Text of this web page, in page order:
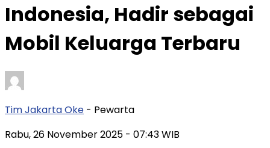
Indonesia, Hadir sebagai
Mobil Keluarga Terbaru
Tim Jakarta Oke - Pewarta
Rabu, 26 November 2025 - 07:43 WIB